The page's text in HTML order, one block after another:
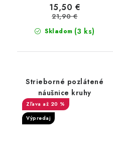
Skladom (3 ks)
15,50 €
21,90 €
Strieborné pozlátené
náušnice kruhy
až 20 %
Výpredaj